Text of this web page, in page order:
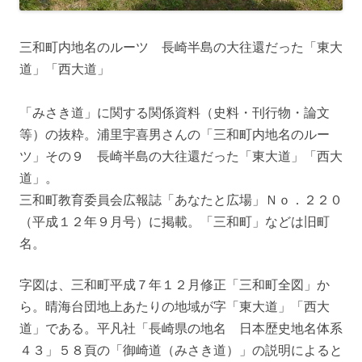
三和町内地名のルーツ 長崎半島の大往還だった「東大
道」「西大道」
「みさき道」に関する関係資料（史料・刊行物・論文
等）の抜粋。浦里宇喜男さんの「三和町内地名のルー
ツ」その９ 長崎半島の大往還だった「東大道」「西大
道」。
三和町教育委員会広報誌「あなたと広場」Ｎｏ．２２０
（平成１２年９月号）に掲載。「三和町」などは旧町
名。
字図は、三和町平成７年１２月修正「三和町全図」か
ら。晴海台団地上あたりの地域が字「東大道」「西大
道」である。平凡社「長崎県の地名 日本歴史地名体系
４３」５８頁の「御崎道（みさき道）」の説明によると